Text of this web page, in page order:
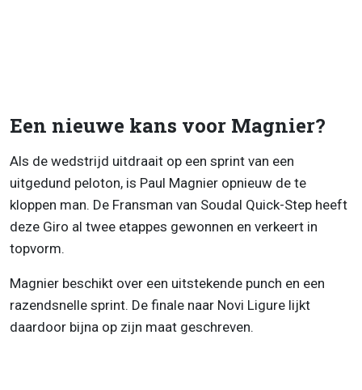
Een nieuwe kans voor Magnier?
Als de wedstrijd uitdraait op een sprint van een
uitgedund peloton, is Paul Magnier opnieuw de te
kloppen man. De Fransman van Soudal Quick-Step heeft
deze Giro al twee etappes gewonnen en verkeert in
topvorm.
Magnier beschikt over een uitstekende punch en een
razendsnelle sprint. De finale naar Novi Ligure lijkt
daardoor bijna op zijn maat geschreven.